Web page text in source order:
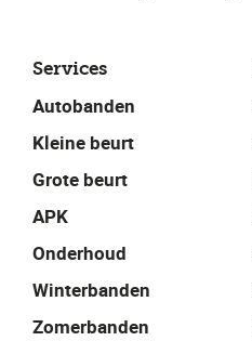
Services
Autobanden
Kleine beurt
Grote beurt
APK
Onderhoud
Winterbanden
Zomerbanden